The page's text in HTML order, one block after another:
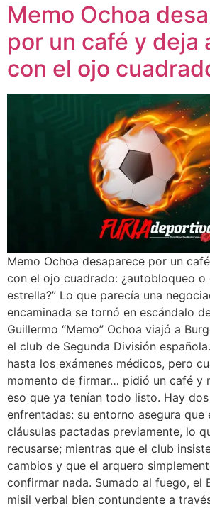
Memo Ochoa
por un café y deja
con el ojo
Memo Ochoa desaparece por un
con el ojo cuadrado: ¿autobloqueo o
estrella?” Lo que parecía una
encaminada se tornó en escándalo
Guillermo “Memo” Ochoa viajó a
el club de Segunda División
hasta los exámenes médicos, pero
momento de firmar… pidió un café y
eso que ya tenían todo listo. Hay
enfrentadas: su entorno asegura
cláusulas pactadas previamente, lo
recusarse; mientras que el club
cambios y que el arquero
confirmar nada. Sumado al fuego, el
misil verbal bien contundente a